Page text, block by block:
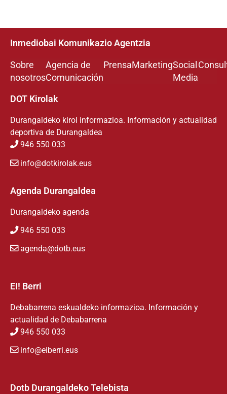
Inmediobai Komunikazio Agentzia
Sobre
nosotros
Agencia de
Comunicación
PrensaMarketingSocial
Media
DOT Kirolak
Durangaldeko kirol informazioa. Información y actualidad
deportiva de Durangaldea
946 550 033
info@dotkirolak.eus
Agenda Durangaldea
Durangaldeko agenda
946 550 033
agenda@dotb.eus
EI! Berri
Debabarrena eskualdeko informazioa. Información y
actualidad de Debabarrena
946 550 033
info@eiberri.eus
Dotb Durangaldeko Telebista